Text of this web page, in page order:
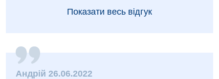
Фізіотерапія
Хірургічне відділення
Показати весь відгук
Андрій 26.06.2022